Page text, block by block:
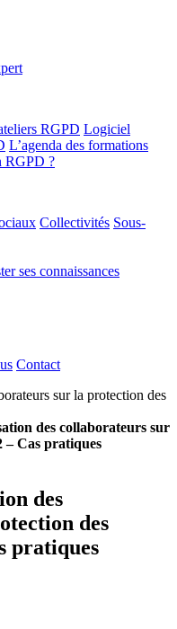
RGPD Logiciel
L’agenda des formations
RGPD ?
Collectivités Sous-
ses connaissances
Contact
des collaborateurs sur
– Cas pratiques
des
des
pratiques